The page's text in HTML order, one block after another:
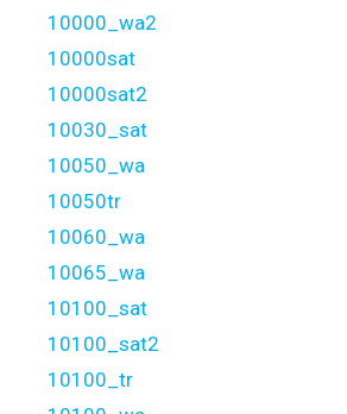
10000_wa2
10000sat
10000sat2
10030_sat
10050_wa
10050tr
10060_wa
10065_wa
10100_sat
10100_sat2
10100_tr